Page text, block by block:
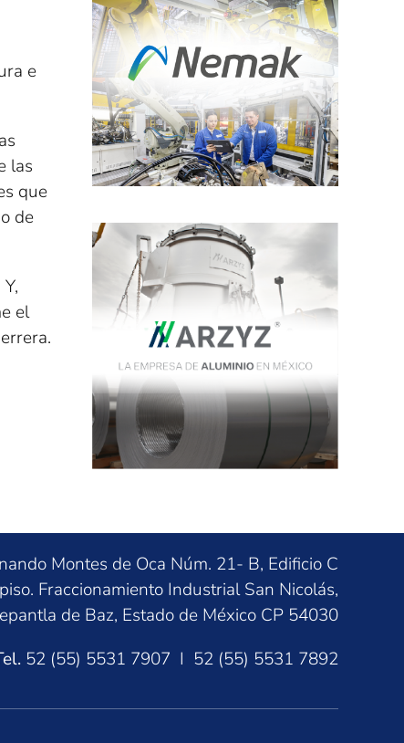
e
las
que
de
el
Montes de Oca Núm. 21- B, Edificio C
Fraccionamiento Industrial San Nicolás,
de Baz, Estado de México CP 54030
52 (55) 5531 7907 I 52 (55) 5531 7892